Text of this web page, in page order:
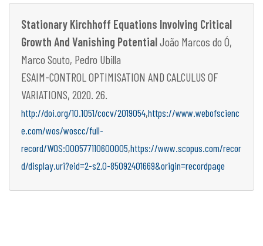
Stationary Kirchhoff Equations Involving Critical
Growth And Vanishing PotentialJoão Marcos do Ó,
Marco Souto, Pedro Ubilla
ESAIM-CONTROL OPTIMISATION AND CALCULUS OF
VARIATIONS, 2020. 26.
http://doi.org/10.1051/cocv/2019054,https://www.webofscienc
e.com/wos/woscc/full-
record/WOS:000577110600005,https://www.scopus.com/recor
d/display.uri?eid=2-s2.0-85092401669&origin=recordpage